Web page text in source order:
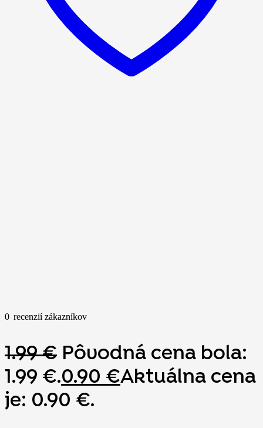
0 recenzií zákazníkov
1.99€ Pôvodná cena bola:
1.99 €.0.90 €Aktuálna cena
je: 0.90 €.